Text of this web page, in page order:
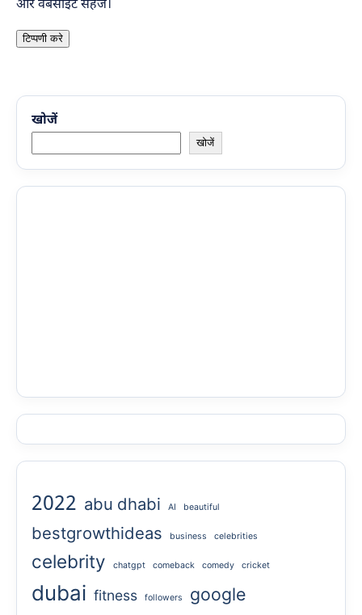
और वेबसाइट सहेजें।
खोजें
खोजें
2022 abu dhabi AI beautiful
bestgrowthideas business celebrities
celebrity chatgpt comeback comedy cricket
dubai fitness followers google